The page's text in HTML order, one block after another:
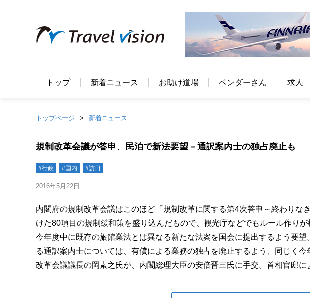
トップ 新着ニュース お助け道場 ベンダーさん 求人
トップページ 新着ニュース
規制改革会議が答申、民泊で新法要望－通訳案内士の独占廃止も
#行政 #国内 #訪日
2016年5月22日
内閣府の規制改革会議はこのほど「規制改革に関する第4次答申～終わりな
けた80項目の規制緩和策を盛り込んだもので、観光庁などでもルール作りが
今年度中に既存の旅館業法とは異なる新たな法案を国会に提出するよう要
る通訳案内士については、有償による業務の独占を廃止するよう、同じく
改革会議議長の岡素之氏が、内閣総理大臣の安倍晋三氏に手交。首相官邸に